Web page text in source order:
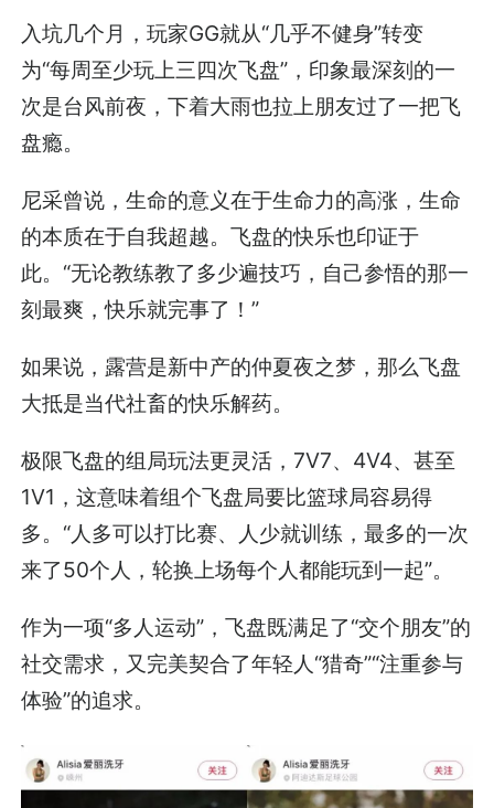
入坑几个月，玩家GG就从“几乎不健身”转变
为“每周至少玩上三四次飞盘”，印象最深刻的一
次是台风前夜，下着大雨也拉上朋友过了一把飞
盘瘾。
尼采曾说，生命的意义在于生命力的高涨，生命
的本质在于自我超越。飞盘的快乐也印证于
此。“无论教练教了多少遍技巧，自己参悟的那一
刻最爽，快乐就完事了！”
如果说，露营是新中产的仲夏夜之梦，那么飞盘
大抵是当代社畜的快乐解药。
极限飞盘的组局玩法更灵活，7V7、4V4、甚至
1V1，这意味着组个飞盘局要比篮球局容易得
多。“人多可以打比赛、人少就训练，最多的一次
来了50个人，轮换上场每个人都能玩到一起”。
作为一项“多人运动”，飞盘既满足了“交个朋友”的
社交需求，又完美契合了年轻人“猎奇”“注重参与
体验”的追求。